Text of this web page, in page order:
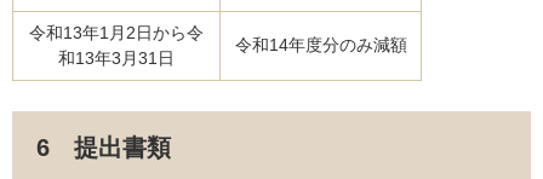
令和13年1月2日から令
和13年3月31日
令和14年度分のみ減額
6 提出書類